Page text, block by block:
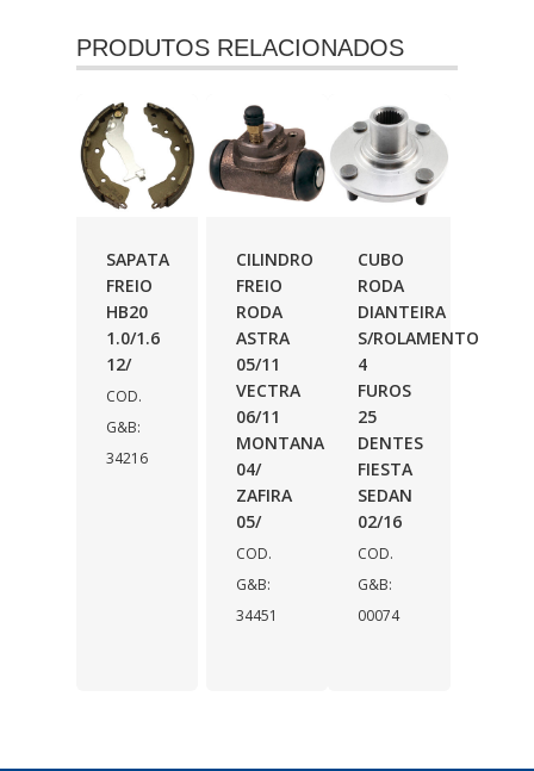
PRODUTOS RELACIONADOS
SAPATA
FREIO
HB20
1.0/1.6
12/
COD.
G&B:
34216
CILINDRO
FREIO
RODA
ASTRA
05/11
VECTRA
06/11
MONTANA
04/
ZAFIRA
05/
COD.
G&B:
34451
CUBO
RODA
DIANTEIRA
S/ROLAMENTO
4
FUROS
25
DENTES
FIESTA
SEDAN
02/16
COD.
G&B:
00074